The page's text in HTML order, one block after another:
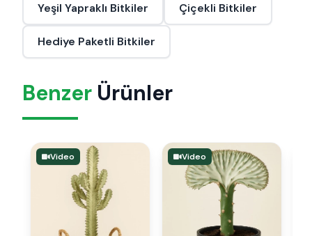
Yeşil Yapraklı Bitkiler Çiçekli Bitkiler
Hediye Paketli Bitkiler
Benzer Ürünler
Video Video